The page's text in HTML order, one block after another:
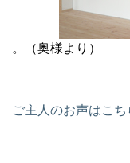
。（奥様より）
ご主人のお声はこち